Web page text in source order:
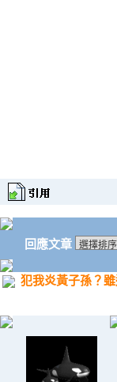
回應文章
犯我炎黃子孫？雖